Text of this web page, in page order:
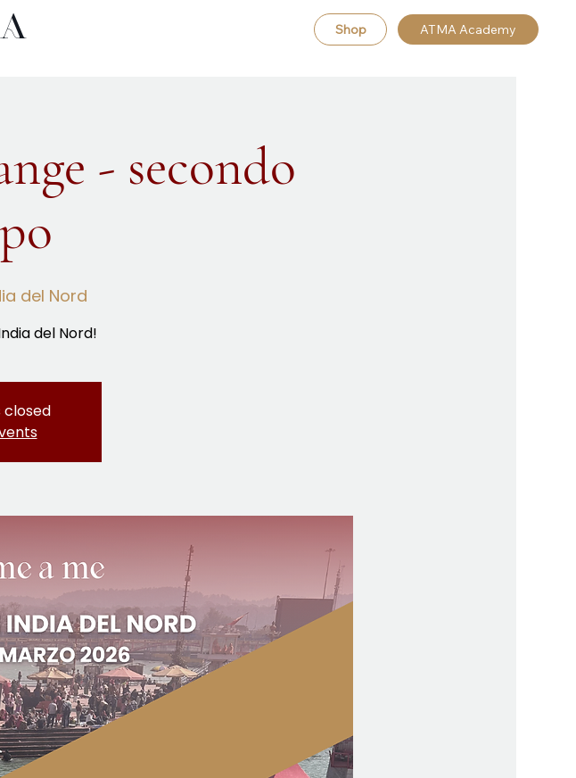
Shop ATMA Academy
- secondo
del Nord
del Nord!
closed